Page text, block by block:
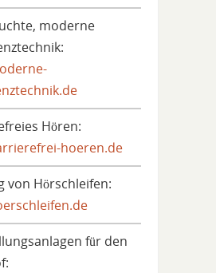
moderne
Hören:
hoeren.de
von Hörschleifen:
für den